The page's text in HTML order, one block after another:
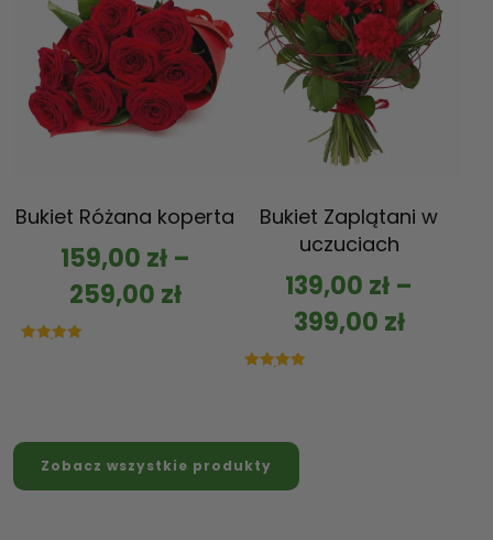
Bukiet Różana koperta
159,00 zł–
259,00 zł
Bukiet Zaplątani w
uczuciach
139,00 zł –
399,00 zł
Zobacz wszystkie produkty